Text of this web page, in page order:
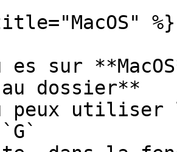
%}
sur
dossier**
peux utiliser